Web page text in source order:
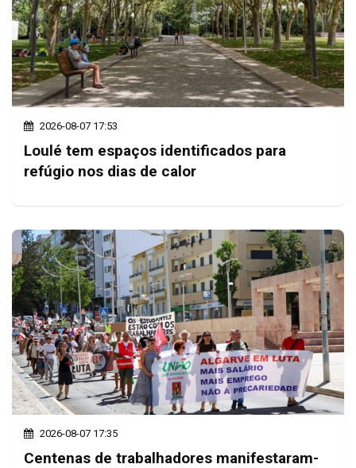
2026-08-07 17:53
Loulé tem espaços identificados para
refúgio nos dias de calor
2026-08-07 17:35
Centenas de trabalhadores manifestaram-